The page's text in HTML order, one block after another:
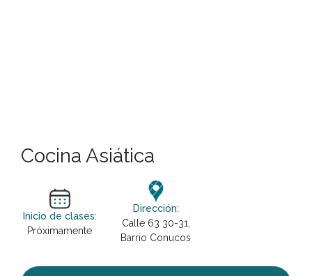
Cocina Asiática
Inicio de clases:
Próximamente
Dirección:
Calle 63 30-31,
Barrio Conucos